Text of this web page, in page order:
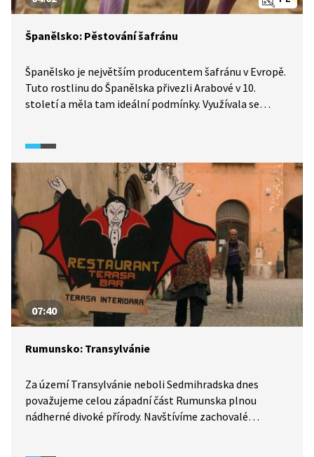
Španělsko: Pěstování šafránu
Španělsko je největším producentem šafránu v Evropě.
Tuto rostlinu do Španělska přivezli Arabové v 10.
století a měla tam ideální podmínky. Využívala se
způsobem, který si prohlédneme v reportáži.
07:40
Rumunsko: Transylvánie
Za území Transylvánie neboli Sedmihradska dnes
považujeme celou západní část Rumunska plnou
nádherné divoké přírody. Navštívíme zachovalé